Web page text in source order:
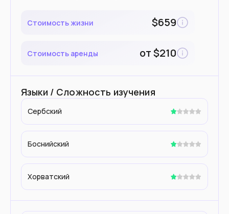
Стоимость жизни $659
Стоимость аренды от$210
Языки / Сложность изучения
Сербский
Боснийский
Хорватский